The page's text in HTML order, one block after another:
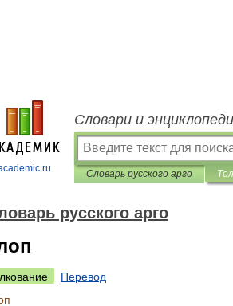
Словари и
Словарь русского арго
русского арго
Перевод